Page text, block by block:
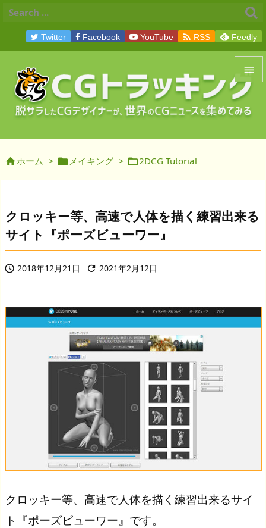


メニュ
前へ
次へ
Twitter Facebook YouTube  RSS Feedly
ホーム >  メイキング > 2DCG Tutorial
クロッキー等、高速で人体を描く練習出来る
サイト『ポーズビューワー』
 2018年12月21日  2021年2月12日
クロッキー等、高速で人体を描く練習出来るサイ
ト『ポーズビューワー』です。